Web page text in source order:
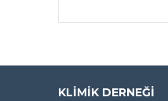
KLIMIK DERNEĞI